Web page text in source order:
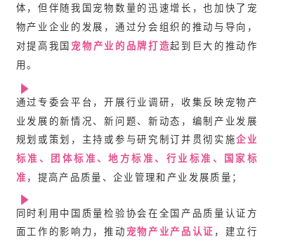
体，但伴随我国宠物数量的迅速增长，也加快了宠
物产业企业的发展，通过分会组织的推动与导向，
对提高我国 宠物产业的品牌打造起到巨大的推动作
用。
通过专委会平台，开展行业调研，收集反映宠物产
业发展的新情况、新问题、新动态，编制产业发展
规划或策划，主持或参与研究制订并贯彻实施企业
标准、团体标准、地方标准、行业标准、国家标
准 ，提高产品质量、企业管理和产业发展质量；
同时利用中国质量检验协会在全国产品质量认证方
面工作的影响力，推动 宠物产业产品认证 ，建立行